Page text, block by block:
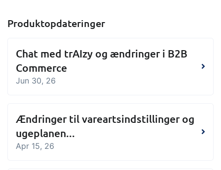
Produktopdateringer
Chat med trAIzy og ændringer i B2B
Commerce
Jun 30, 26
Ændringer til vareartsindstillinger og
ugeplanen...
Apr 15, 26